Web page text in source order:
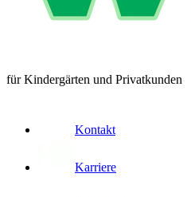
für Kindergärten und Privatkunden
Kontakt
Karriere